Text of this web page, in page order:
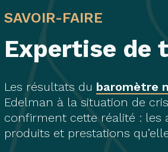
SAVOIR-FAIRE
Expertise de
Les résultats du baromètre
Edelman à la situation de
confirment cette réalité : les
produits et prestations